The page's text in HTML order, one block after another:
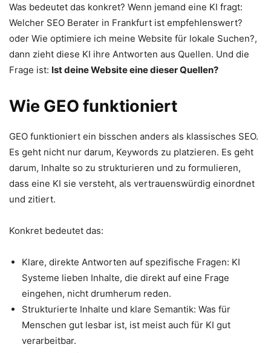
Was bedeutet das konkret? Wenn jemand eine KI fragt:
Welcher SEO Berater in Frankfurt ist empfehlenswert?
oder Wie optimiere ich meine Website für lokale Suchen?,
dann zieht diese KI ihre Antworten aus Quellen. Und die
Frage ist: Ist deine Website eine dieser Quellen?
Wie GEO funktioniert
GEO funktioniert ein bisschen anders als klassisches SEO.
Es geht nicht nur darum, Keywords zu platzieren. Es geht
darum, Inhalte so zu strukturieren und zu formulieren,
dass eine KI sie versteht, als vertrauenswürdig einordnet
und zitiert.
Konkret bedeutet das:
Klare, direkte Antworten auf spezifische Fragen: KI
Systeme lieben Inhalte, die direkt auf eine Frage
eingehen, nicht drumherum reden.
Strukturierte Inhalte und klare Semantik: Was für
Menschen gut lesbar ist, ist meist auch für KI gut
verarbeitbar.